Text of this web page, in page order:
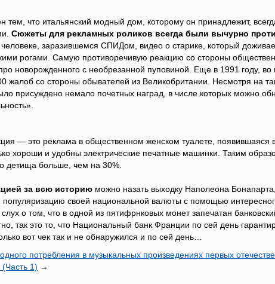
тем, что итальянский модный дом, которому он принадлежит,
Сюжеты для рекламных роликов всегда были вычурно
заразившемся СПИДом, видео о старике, который
рогами. Самую противоречивую реакцию со стороны
новорожденного с необрезанной пуповиной. Еще в 1991 году,
жалоб со стороны обывателей из Великобритании. Несмотря на
присуждено немало почетных наград, в числе которых можно
— это реклама в общественном женском туалете, появившаяся
хороши и удобны электрические печатные машинки. Таким
детища больше, чем на 30%.
за всю историю можно назать выходку Наполеона
популяризацию своей национальной валюты с помощью
о том, что в одной из пятифрнковых монет запечатан
так это то, что Национальный банк Франции по сей день
вот чек так и не обнаружился и по сей день…
потребления в музыкальных произведениях первых
1) →